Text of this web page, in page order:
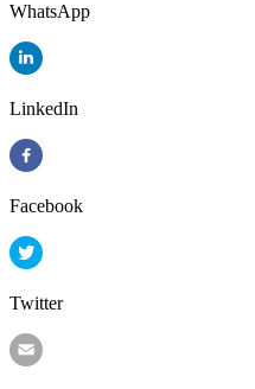
WhatsApp
LinkedIn
Facebook
Twitter